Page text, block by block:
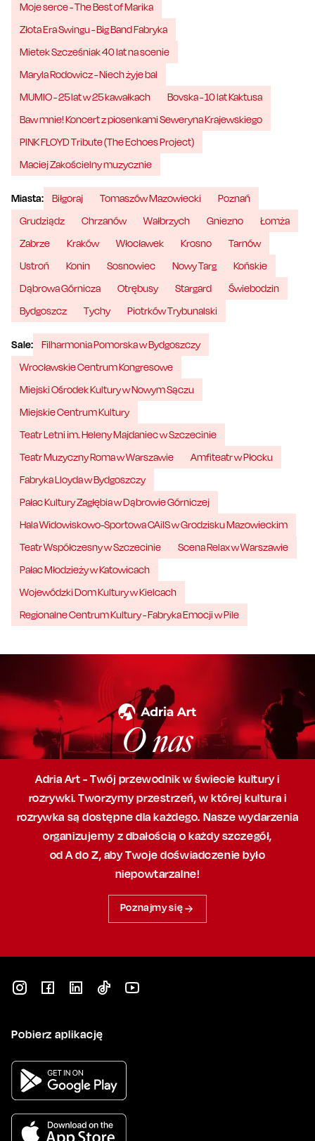
Moje serce - The Best of Marika
Złota Era Swingu - Big Band Fabryka
Mietek Szcześniak 40 lat na scenie
Maryla Rodowicz - Niech żyje bal
MUMIO - 25 lat w 25 kawałkach
Bovska - 10 lat Kaktusa
Baw mnie! Koncert z piosenkami Seweryna Krajewskiego
PINK FLOYD Tribute (The Echoes Project)
Maciej Zakościelny muzycznie
Miasta: Biłgoraj Tomaszów Mazowiecki
Poznań
Grudziądz
Chrzanów Wałbrzych Gniezno
Łomża
Zabrze
Kraków Włocławek Krosno
Tarnów
Ustroń
Konin Sosnowiec Nowy Targ
Końskie
Dąbrowa Górnicza
Otrębusy Stargard
Świebodzin
Bydgoszcz
Tychy Piotrków Trybunalski
Sale:
Filharmonia Pomorska w Bydgoszczy
Wrocławskie Centrum Kongresowe
Miejski Ośrodek Kultury w Nowym Sączu
Miejskie Centrum Kultury
Teatr Letni im. Heleny Majdaniec w Szczecinie
Teatr Muzyczny Roma w Warszawie
Amfiteatr w Płocku
Fabryka Lloyda w Bydgoszczy
Pałac Kultury Zagłębia w Dąbrowie Górniczej
Hala Widowiskowo-Sportowa CAiIS w Grodzisku Mazowieckim
Teatr Współczesny w Szczecinie
Scena Relax w Warszawie
Pałac Młodzieży w Katowicach
Wojewódzki Dom Kultury w Kielcach
Regionalne Centrum Kultury - Fabryka Emocji w Pile
O nas
Adria Art - Twój przewodnik w świecie kultury i
rozrywki. Tworzymy przestrzeń,w której kultura i
rozrywka są dostępne dla każdego. Nasze wydarzenia
organizujemy z dbałością o każdy szczegół,
od A do Z, abyTwoje doświadczenie było
niepowtarzalne!
Poznajmy się
Pobierz aplikację